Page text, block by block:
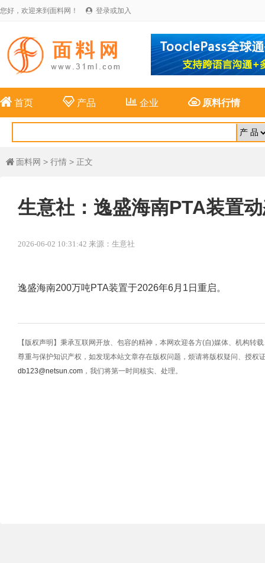
您好，欢迎来到面料网！  登录或加入
 首页 产品 企业 原料行情
 面料网 > 行情 > 正文
生意社：逸盛海南PTA装置
2026-06-02 10:31:42 来源：生意社
逸盛海南200万吨PTA装置于2026年6月1日重启。
【版权声明】秉承互联网开放、包容的精神，本网欢迎各方(自)媒体、机构转
尊重与保护知识产权，如发现本站文章存在版权问题，烦请将版权疑问、授权
db123@netsun.com ，我们将第一时间核实、处理。